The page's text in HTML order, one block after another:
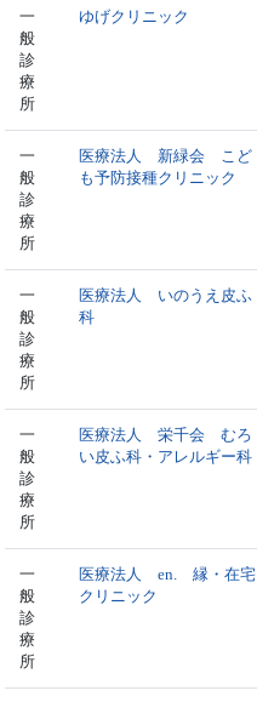
一
般
診
療
所
ゆげクリニック
一
般
診
療
所
医療法人 新緑会 こど
も予防接種クリニック
一
般
診
療
所
医療法人 いのうえ皮ふ
科
一
般
診
療
所
医療法人 栄千会 むろ
い皮ふ科・アレルギー科
一
般
診
療
所
医療法人 en. 縁・在宅
クリニック